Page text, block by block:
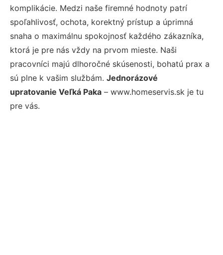
komplikácie. Medzi naše firemné hodnoty patrí
spoľahlivosť, ochota, korektný prístup a úprimná
snaha o maximálnu spokojnosť každého zákazníka,
ktorá je pre nás vždy na prvom mieste. Naši
pracovníci majú dlhoročné skúsenosti, bohatú prax a
sú plne k vašim službám. Jednorázové
upratovanie Veľká Paka – www.homeservis.sk je tu
pre vás.